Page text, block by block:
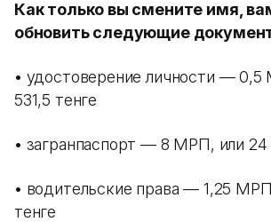
Как только вы смените имя,
обновить следующие
• удостоверение личности — 0,5
531,5 тенге
• загранпаспорт — 8 МРП, или 24
• водительские права — 1,25
тенге